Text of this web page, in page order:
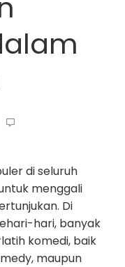
di seluruh
menggali
Di
hari, banyak
komedi, baik
maupun